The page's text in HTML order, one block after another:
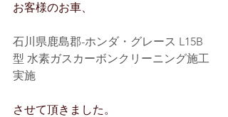
お客様のお車、
石川県鹿島郡-ホンダ・グレース L15B
型 水素ガスカーボンクリーニング施工
実施
させて頂きました。